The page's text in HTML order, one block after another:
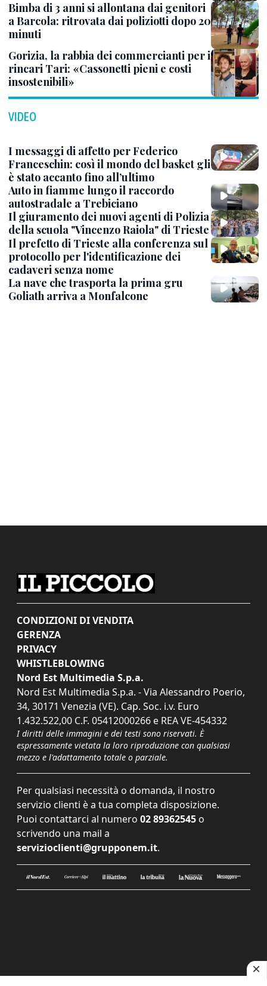
Bimba di 3 anni si allontana dai genitori
a Barcola: ritrovata dai poliziotti dopo 20
minuti
Gorizia, la rabbia dei commercianti per i
rincari Tari: «Cassonetti pieni e costi
insostenibili»
VIDEO
I messaggi di affetto per Federico
Franceschin: così il mondo del basket gli
è stato accanto fino all’ultimo
Auto in fiamme lungo il raccordo
autostradale a Trebiciano
Il giuramento dei nuovi agenti di Polizia
della scuola "Vincenzo Raiola" di Trieste
Il prefetto di Trieste alla conferenza sul
protocollo per l'identificazione dei
cadaveri senza nome
La nave che trasporta la prima gru
Goliath arriva a Monfalcone
CONDIZIONI DI VENDITA
GERENZA
PRIVACY
WHISTLEBLOWING
Nord Est Multimedia S.p.a.
Nord Est Multimedia S.p.a. - Via Alessandro Poerio,
34, 30171 Venezia (VE). Cap. Soc. i.v. Euro
1.432.522,00 C.F. 05412000266 e REA VE-454332
I diritti delle immagini e dei testi sono riservati. È
espressamente vietata la loro riproduzione con qualsiasi
mezzo e l'adattamento totale o parziale.
Per qualsiasi necessità o domanda, il nostro
servizio clienti è a tua completa disposizione.
Puoi contattarci al numero 02 89362545 o
scrivendo una mail a
servizioclienti@grupponem.it.